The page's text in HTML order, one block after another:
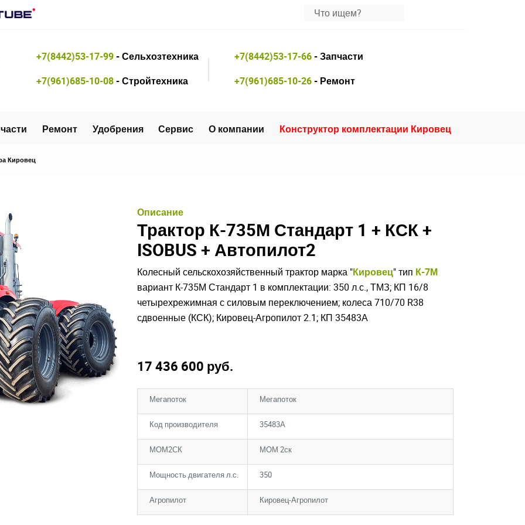
+7(8442)53-17-99- Сельхозтехника
+7(961)685-10-08- Стройтехника
+7(8442)53-17-66- Запчасти
+7(961)685-10-26- Ремонт
Ремонт Удобрения Сервис О компании Конструктор комплектации Кировец
Кировец
Описание
Трактор К-735М Стандарт 1 + КСК +
ISOBUS + Автопилот2
Колесный сельскохозяйственный трактор марка "Кировец" тип К-7М
вариант К-735М Стандарт 1 в комплектации: 350 л.с., ТМЗ; КП 16/8
четырехрежимная с силовым переключением; колеса 710/70 R38
сдвоенные (КСК); Кировец-Агропилот 2.1; КП 35483А
17 436 600 руб.
Мегапоток Мегапоток
Код производителя 35483А
МОМ2СК МОМ 2ск
Мощность двигателя л.с. 350
Агропилот Кировец-Агропилот